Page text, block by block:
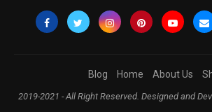
Blog Home About Us
2019-2021 - All Right Reserved. Designed and